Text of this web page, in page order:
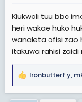
Kiukweli tuu bbc
heri wakae huko
wanaleta ofisi zao
itakuwa rahisi zaidi
R
a
Ironbutterfly,